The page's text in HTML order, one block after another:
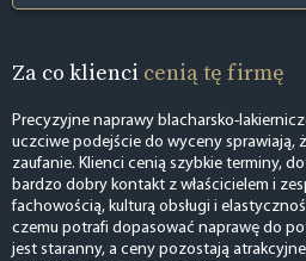
Za co klienci cenią tę firmę
Precyzyjne naprawy blacharsko-
uczciwe podejście do wyceny sprawiają,
zaufanie. Klienci cenią szybkie terminy,
bardzo dobry kontakt z właścicielem i
fachowością, kulturą obsługi i
czemu potrafi dopasować naprawę do
jest staranny, a ceny pozostają